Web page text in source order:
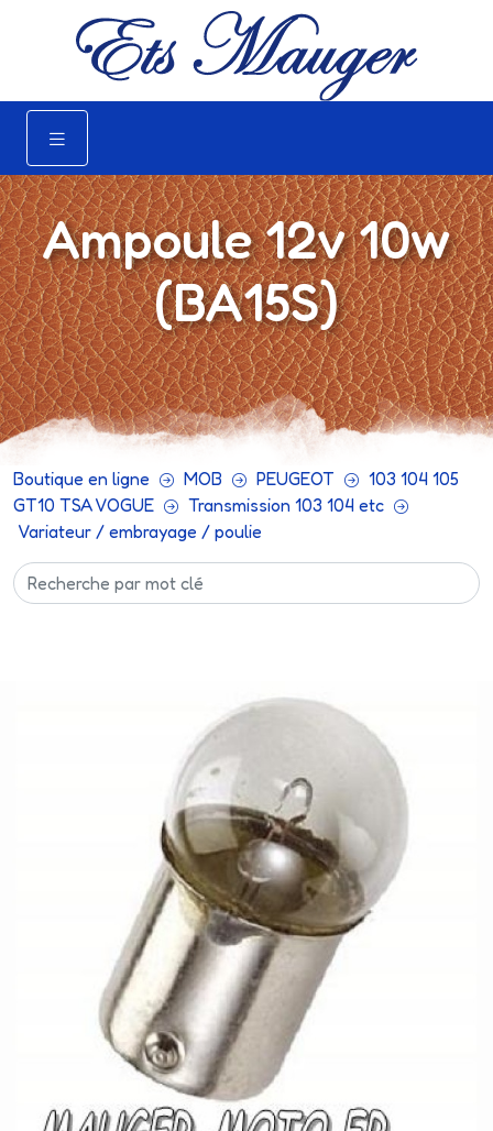
Ampoule 12v 10w
(BA15S)
Boutique en ligne MOB PEUGEOT
103 104 105
GT10 TSA VOGUE
Transmission 103 104 etc
Variateur / embrayage / poulie